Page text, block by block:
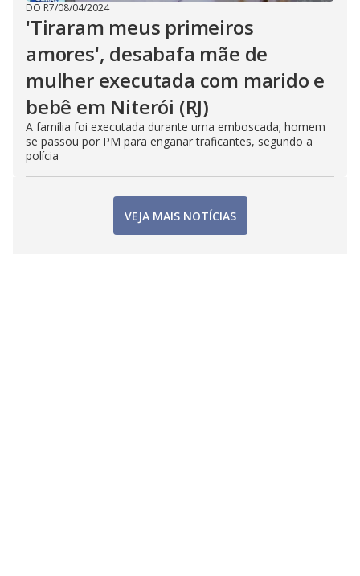
DO R7/08/04/2024
'Tiraram meus primeiros
amores', desabafa mãe de
mulher executada com marido e
bebê em Niterói (RJ)
A família foi executada durante uma emboscada; homem
se passou por PM para enganar traficantes, segundo a
polícia
VEJA MAIS NOTÍCIAS